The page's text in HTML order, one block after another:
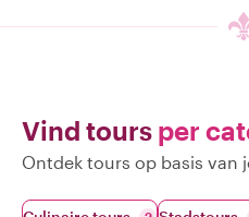
Vind tours per
Ontdek tours op basis van